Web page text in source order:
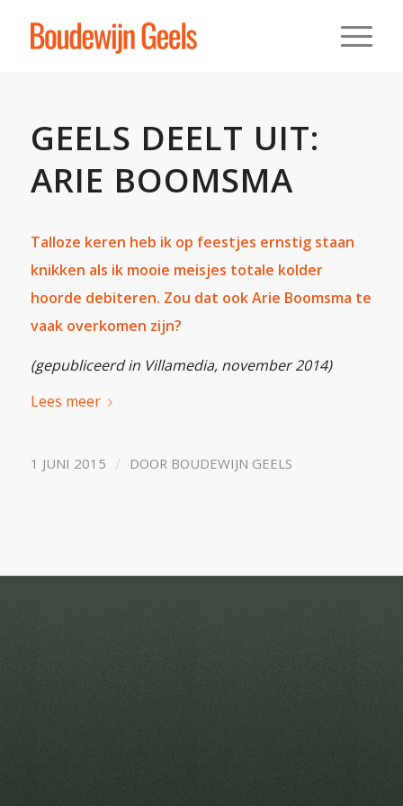
GEELS DEELT UIT:
ARIE BOOMSMA
Talloze keren heb ik op feestjes ernstig staan
knikken als ik mooie meisjes totale kolder
hoorde debiteren. Zou dat ook Arie Boomsma te
vaak overkomen zijn?
(gepubliceerd in Villamedia, november 2014)
Lees meer
1 JUNI 2015 / DOOR BOUDEWIJN GEELS